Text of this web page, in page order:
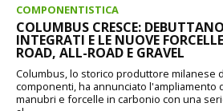
COMPONENTISTICA
COLUMBUS CRESCE:
INTEGRATI E LE NUOVE
ROAD, ALL-ROAD E GRAVEL
Columbus, lo storico produttore milanese
componenti, ha annunciato l'ampliamento
manubri e forcelle in carbonio con una